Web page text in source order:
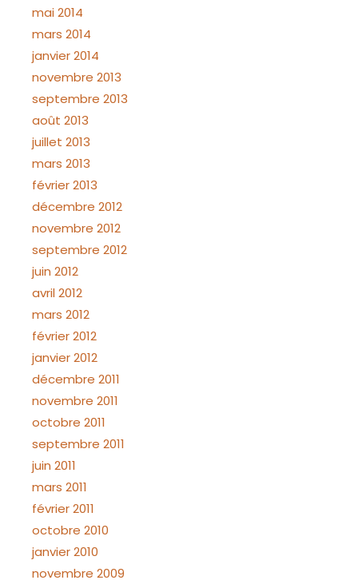
mai 2014
mars 2014
janvier 2014
novembre 2013
septembre 2013
août 2013
juillet 2013
mars 2013
février 2013
décembre 2012
novembre 2012
septembre 2012
juin 2012
avril 2012
mars 2012
février 2012
janvier 2012
décembre 2011
novembre 2011
octobre 2011
septembre 2011
juin 2011
mars 2011
février 2011
octobre 2010
janvier 2010
novembre 2009